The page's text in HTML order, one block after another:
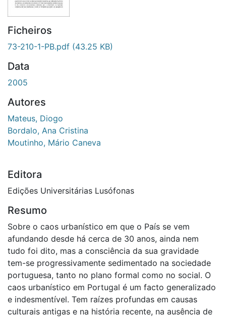
Ficheiros
73-210-1-PB.pdf (43.25 KB)
Data
2005
Autores
Mateus, Diogo
Bordalo, Ana Cristina
Moutinho, Mário Caneva
Editora
Edições Universitárias Lusófonas
Resumo
Sobre o caos urbanístico em que o País se vem
afundando desde há cerca de 30 anos, ainda nem
tudo foi dito, mas a consciência da sua gravidade
tem-se progressivamente sedimentado na sociedade
portuguesa, tanto no plano formal como no social. O
caos urbanístico em Portugal é um facto generalizado
e indesmentível. Tem raízes profundas em causas
culturais antigas e na história recente, na ausência de